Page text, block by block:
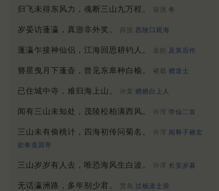
归飞未得东风力，魂断三山九万程。 翁洮 冬
岁晏访蓬瀛，真游非外奖。 薛据 西陵口观海
蓬瀛乍接神仙侣，江海回思耕钓人。 袁皓 及第后作
簪星曳月下蓬壶，曾见东皋种白榆。 褚载 赠道士
已住城中寺，难归海上山。 许棠 赠栖白上人
闻有三山未知处，茂陵松柏满西风。 许浑 学仙二首
三山未有偷桃计，四海初传问菊名。 许浑 闻释子栖玄
欲奉道因寄
三山岁岁有人去，唯恐海风生白波。 许浑 长安岁暮
无话瀛洲路，多年别少君。 贾岛 过杨道士居